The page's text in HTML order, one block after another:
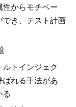
からモチベー
でき、テスト計画
トインジェク
れる手法があ
る